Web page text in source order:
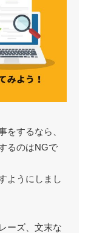
をするなら、
るのはNGで
ようにしまし
ーズ、文末な